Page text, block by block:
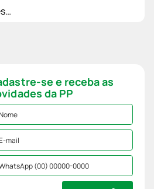
se e receba as
da PP